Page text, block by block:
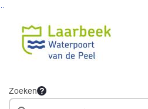
Zoeken